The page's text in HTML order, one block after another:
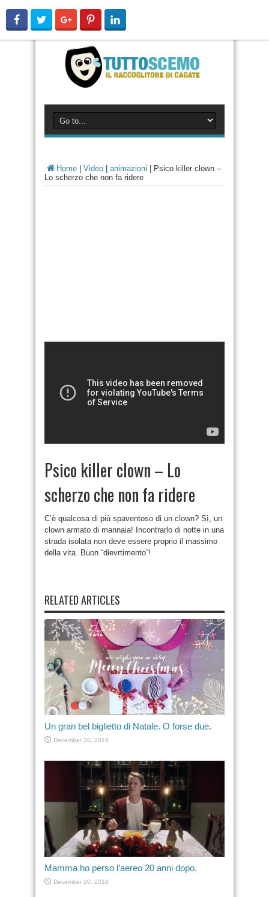
Home Video animazioni
Psico killer clown –
Lo scherzo che non fa ridere
Psico killer clown – Lo
scherzo che non fa ridere
C’è qualcosa di più spaventoso di un clown? Sì, un
clown armato di mannaia! Incontrarlo di notte in una
strada isolata non deve essere proprio il massimo
della vita. Buon “dievrtimento”!
RELATED ARTICLES
Un gran bel biglietto di Natale. O forse due.
December 20, 2018
Mamma ho perso l’aereo 20 anni dopo.
December 20, 2018